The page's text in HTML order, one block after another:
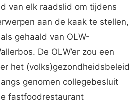
van elk raadslid om tijdens
aan de kaak te stellen,
gehaald van OLW-
De OLW’er zou een
het (volks)gezondheidsbeleid
genomen collegebesluit
fastfoodrestaurant